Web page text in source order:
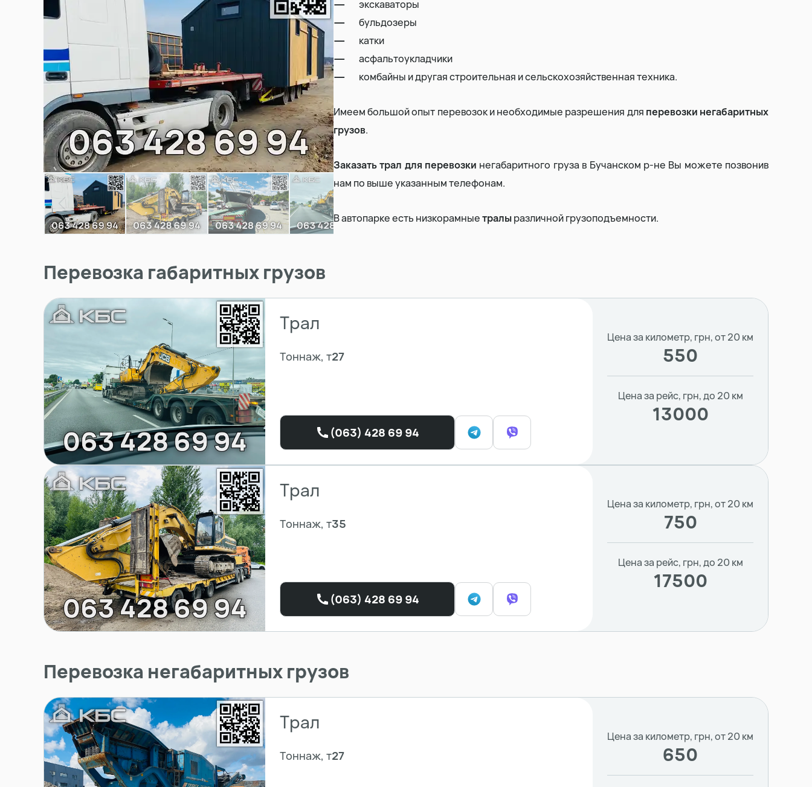
Земляные работы
Демонтаж дома
экскаваторы
бульдозеры
катки
асфальтоукладчики
комбайны и другая строительная и сельскохозяйственная техника.
Имеем большой опыт перевозок и необходимые разрешения для перевозки негабаритных
грузов.
Заказать трал для перевозки негабаритного груза в Бучанском р-не Вы можете позвонив
нам по выше указанным телефонам.
В автопарке есть низкорамныетралыразличной грузоподъемности.
Перевозка габаритных грузов
Трал
Тоннаж, т27
(063) 428 69 94
Цена за километр, грн, от 20 км
550
Цена за рейс, грн, до 20 км
13000
Трал
Тоннаж, т35
(063) 428 69 94
Цена за километр, грн, от 20 км
750
Цена за рейс, грн, до 20 км
17500
Перевозка негабаритных грузов
Трал
Тоннаж, т27
Цена за километр, грн, от 20 км
650